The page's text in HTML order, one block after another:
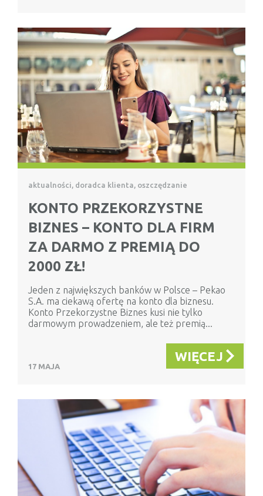
aktualności, doradca klienta, oszczędzanie
KONTO PRZEKORZYSTNE
BIZNES – KONTO DLA FIRM
ZA DARMO Z PREMIĄ DO
2000 ZŁ!
Jeden z największych banków w Polsce – Pekao
S.A. ma ciekawą ofertę na konto dla biznesu.
Konto Przekorzystne Biznes kusi nie tylko
darmowym prowadzeniem, ale też premią...
17 MAJA
WIĘCEJ